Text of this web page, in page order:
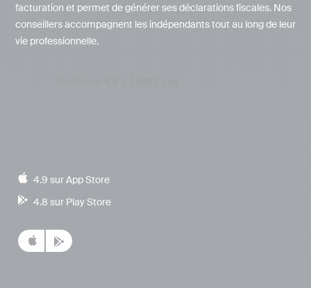
facturation et permet de générer ses déclarations fiscales. Nos
conseillers accompagnent les indépendants tout au long de leur
vie professionnelle.
4.9 sur App Store
4.8 sur Play Store